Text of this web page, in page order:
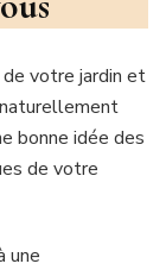
votre jardin et
bonne idée des
de votre
une